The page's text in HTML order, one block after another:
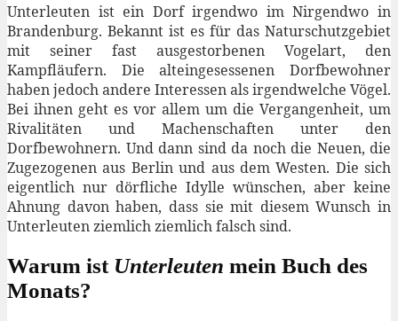
Unterleuten ist ein Dorf irgendwo im Nirgendwo in
Brandenburg. Bekannt ist es für das Naturschutzgebiet
mit seiner fast ausgestorbenen Vogelart, den
Kampfläufern. Die alteingesessenen Dorfbewohner
haben jedoch andere Interessen als irgendwelche Vögel.
Bei ihnen geht es vor allem um die Vergangenheit, um
Rivalitäten und Machenschaften unter den
Dorfbewohnern. Und dann sind da noch die Neuen, die
Zugezogenen aus Berlin und aus dem Westen. Die sich
eigentlich nur dörfliche Idylle wünschen, aber keine
Ahnung davon haben, dass sie mit diesem Wunsch in
Unterleuten ziemlich ziemlich falsch sind.
Warum ist Unterleuten mein Buch des
Monats?